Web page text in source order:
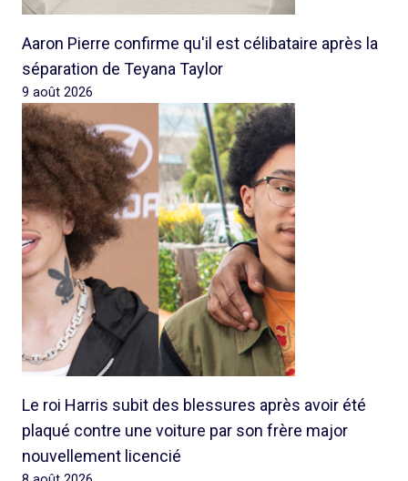
Aaron Pierre confirme qu'il est célibataire après la
séparation de Teyana Taylor
9 août 2026
Le roi Harris subit des blessures après avoir été
plaqué contre une voiture par son frère major
nouvellement licencié